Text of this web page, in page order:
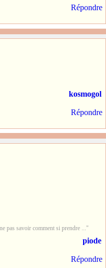
Répondre
kosmogol
Répondre
pas savoir comment si prendre ..."
piode
Répondre